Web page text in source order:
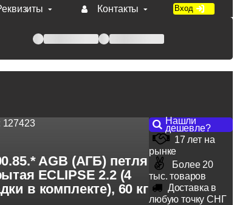
Контакты Вход
по счету.
127423
AGB (АГБ) петля
ECLIPSE 2.2 (4
в комплекте), 60 кг
Нашли
дешевле?
17 лет на
рынке
Более 20
тыс. товаров
Доставка в
любую точку СНГ